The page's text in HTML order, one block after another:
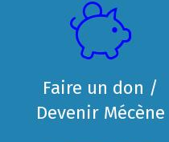
Faire un don /
Devenir Mécène